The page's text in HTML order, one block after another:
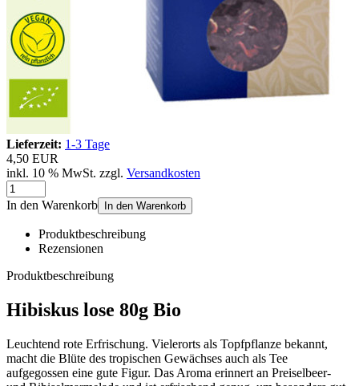
Lieferzeit: 1-3 Tage
4,50 EUR
inkl. 10 % MwSt. zzgl. Versandkosten
In den Warenkorb In den Warenkorb
Produktbeschreibung
Rezensionen
Produktbeschreibung
Hibiskus lose 80g Bio
Leuchtend rote Erfrischung. Vielerorts als Topfpflanze bekannt,
macht die Blüte des tropischen Gewächses auch als Tee
aufgegossen eine gute Figur. Das Aroma erinnert an Preiselbeer-